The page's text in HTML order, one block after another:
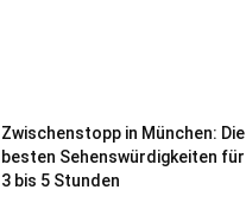
Zwischenstopp in München: Die
besten Sehenswürdigkeiten für
3 bis 5 Stunden